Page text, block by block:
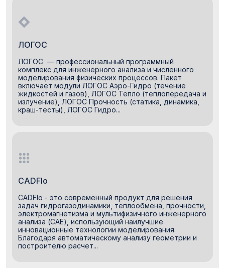
ЛОГОС
ЛОГОС — профессиональный программный
комплекс для инженерного анализа и численного
моделирования физических процессов. Пакет
включает модули ЛОГОС Аэро-Гидро (течение
жидкостей и газов), ЛОГОС Тепло (теплопередача и
излучение), ЛОГОС Прочность (статика, динамика,
краш-тесты), ЛОГОС Гидро...
CADFlo
CADFlo - это современный продукт для решения
задач гидрогазодинамики, теплообмена, прочности,
электромагнетизма и мультифизичного инженерного
анализа (CAE), использующий наилучшие
инновационные технологии моделирования.
Благодаря автоматическому анализу геометрии и
построителю расчет...